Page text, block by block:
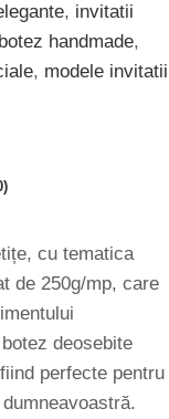
, invitatii
handmade,
, modele invitatii
cu tematica
de 250g/mp, care
deosebite
perfecte pentru